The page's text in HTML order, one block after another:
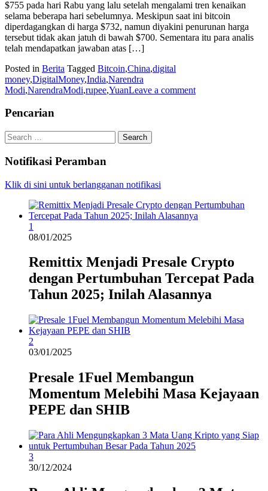
$755 pada hari Rabu yang lalu setelah mengalami tren kenaikan
selama beberapa hari sebelumnya. Meskipun saat ini bitcoin
diperdagangkan di harga $732, namun diyakini penurunan harga
tersebut tidak akan jatuh di bawah $700. Sementara itu para analis
telah mendapatkan jawaban atas […]
Posted in Berita Tagged Bitcoin,China,digital
money,DigitalMoney,India,Narendra
Modi,NarendraModi,rupee,YuanLeave a comment
Pencarian
Search
for:
Notifikasi Peramban
Klik di sini untuk berlangganan notifikasi
1
08/01/2025
Remittix Menjadi Presale Crypto
dengan Pertumbuhan Tercepat Pada
Tahun 2025; Inilah Alasannya
2
03/01/2025
Presale 1Fuel Membangun
Momentum Melebihi Masa Kejayaan
PEPE dan SHIB
3
30/12/2024